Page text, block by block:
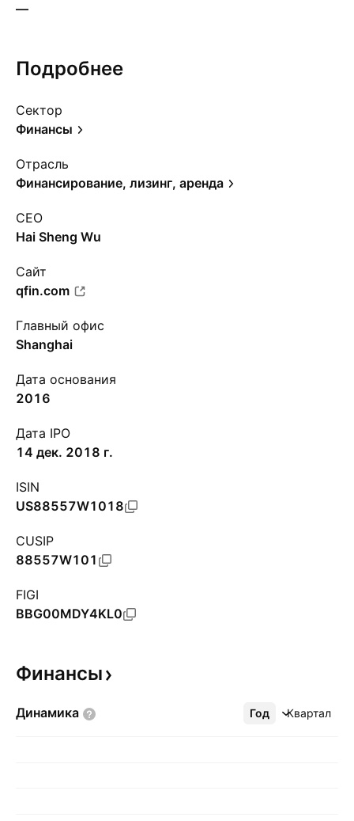
—
Подробнее
Сектор
Финансы
Отрасль
Финансирование, лизинг, аренда
CEO
Hai Sheng Wu
Сайт
qfin.com
Главный офис
Shanghai
Дата основания
2016
Дата IPO
14 дек. 2018 г.
ISIN
US88557W1018
CUSIP
88557W101
FIGI
BBG00MDY4KL0
Финансы
Динамика Год Квартал
Ещё